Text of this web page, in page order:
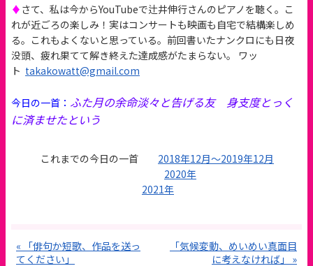
♦ さて、私は今からYouTubeで辻井伸行さんのピアノを聴く。こ
れが近ごろの楽しみ！実はコンサートも映画も自宅で結構楽しめ
る。これもよくないと思っている。前回書いたナンクロにも日夜
没頭、疲れ果てて解き終えた達成感がたまらない。 ワッ
ト takakowatt@gmail.com
今日の一首： ふた月の余命淡々と告げる友 身支度とっく
に済ませたという
これまでの今日の一首 2018年12月〜2019年12月
2020年
2021年
« 「俳句か短歌、作品を送っ
てください」
「気候変動、めいめい真面目
に考えなければ」 »